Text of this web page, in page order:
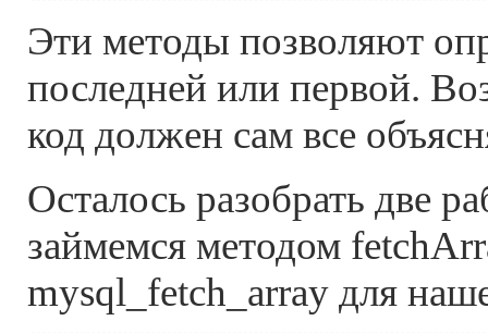
Эти методы позволяют
последней или первой.
код должен сам все
Осталось разобрать две
займемся методом
mysql_fetch_array для